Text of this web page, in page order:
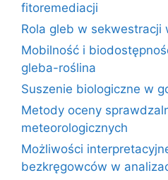
fitoremediacji
Rola gleb w sekwestracji
Mobilność i
gleba-roślina
Suszenie biologiczne w
Metody oceny
meteorologicznych
Możliwości
bezkręgowców w